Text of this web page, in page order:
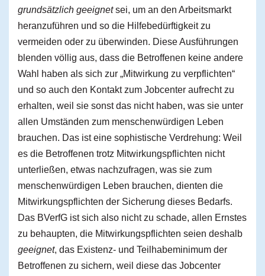
grundsätzlich geeignetsei, um an den Arbeitsmarkt
heranzuführen und so die Hilfebedürftigkeit zu
vermeiden oder zu überwinden. Diese Ausführungen
blenden völlig aus, dass die Betroffenen keine andere
Wahl haben als sich zur „Mitwirkung zu verpflichten“
und so auch den Kontakt zum Jobcenter aufrecht zu
erhalten, weil sie sonst das nicht haben, was sie unter
allen Umständen zum menschenwürdigen Leben
brauchen. Das ist eine sophistische Verdrehung: Weil
es die Betroffenen trotz Mitwirkungspflichten nicht
unterließen, etwas nachzufragen, was sie zum
menschenwürdigen Leben brauchen, dienten die
Mitwirkungspflichten der Sicherung dieses Bedarfs.
Das BVerfG ist sich also nicht zu schade, allen Ernstes
zu behaupten, die Mitwirkungspflichten seien deshalb
geeignet, das Existenz- und Teilhabeminimum der
Betroffenen zu sichern, weil diese das Jobcenter